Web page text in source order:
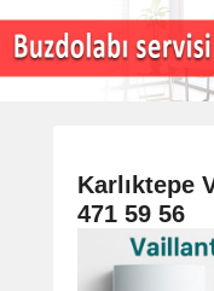
Karlıktepe
471 59 56